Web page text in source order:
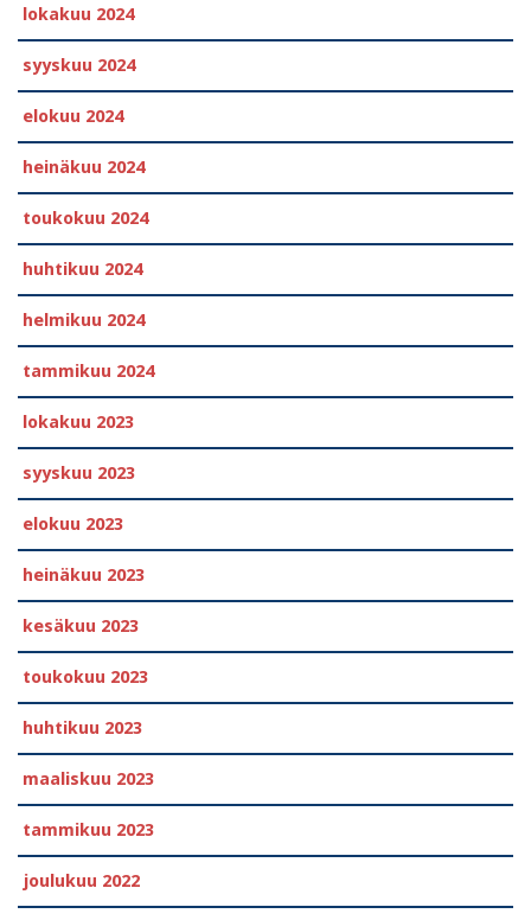
lokakuu 2024
syyskuu 2024
elokuu 2024
heinäkuu 2024
toukokuu 2024
huhtikuu 2024
helmikuu 2024
tammikuu 2024
lokakuu 2023
syyskuu 2023
elokuu 2023
heinäkuu 2023
kesäkuu 2023
toukokuu 2023
huhtikuu 2023
maaliskuu 2023
tammikuu 2023
joulukuu 2022